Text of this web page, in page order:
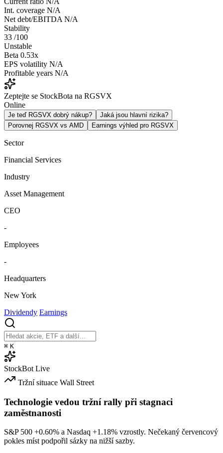
Int. coverage N/A
Net debt/EBITDA N/A
Stability
33 /100
Unstable
Beta 0.53x
EPS volatility N/A
Profitable years N/A
Zeptejte se StockBota na RGSVX
Online
Je teď RGSVX dobrý nákup?
Jaká jsou hlavní rizika?
Porovnej RGSVX vs AMD
Earnings výhled pro RGSVX
Sector
Financial Services
Industry
Asset Management
CEO
-
Employees
-
Headquarters
New York
Dividendy Earnings
⌘ K
StockBot Live
Tržní situace Wall Street
Technologie vedou tržní rally při stagnaci
zaměstnanosti
S&P 500 +0.60% a Nasdaq +1.18% vzrostly. Nečekaný červencový
pokles míst podpořil sázky na nižší sazby.